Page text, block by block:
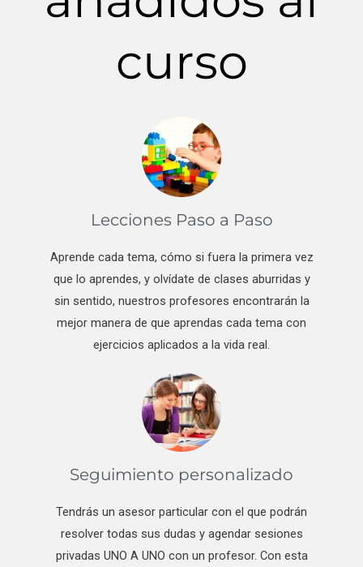
curso
Lecciones Paso a Paso
Aprende cada tema, cómo si fuera la primera vez
que lo aprendes, y olvídate de clases aburridas y
sin sentido, nuestros profesores encontrarán la
mejor manera de que aprendas cada tema con
ejercicios aplicados a la vida real.
Seguimiento personalizado
Tendrás un asesor particular con el que podrán
resolver todas sus dudas y agendar sesiones
privadas UNO A UNO con un profesor. Con esta